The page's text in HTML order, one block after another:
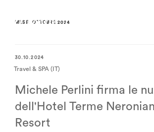
MESE:OTTOBRE 2024
30.10.2024
Travel & SPA (IT)
Michele Perlini firma le
dell'Hotel Terme
Resort